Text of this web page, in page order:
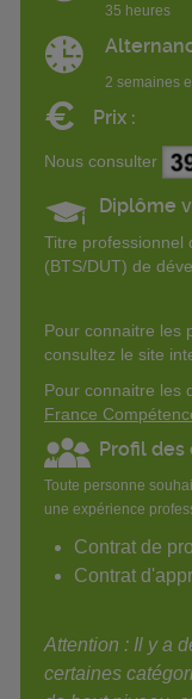
35 heures
2 semaines
€ Prix :
Nous consulter
Diplôme
Titre professionnel
(BTS/DUT) de
Pour connaitre les
consultez le site
Pour connaitre les
France
Profil des
Toute personne
une expérience
Contrat de
Contrat
Attention : Il y a
certaines